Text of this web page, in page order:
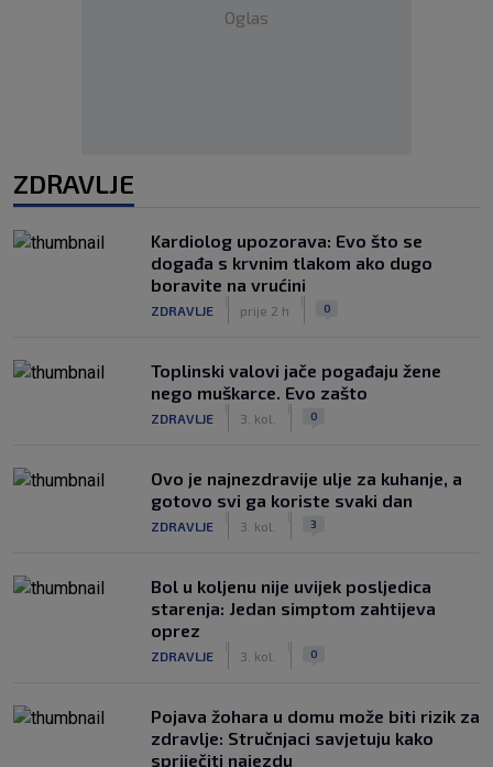
Oglas
ZDRAVLJE
Kardiolog upozorava: Evo što se
događa s krvnim tlakom ako dugo
boravite na vrućini
ZDRAVLJE prije 2 h 0
Toplinski valovi jače pogađaju žene
nego muškarce. Evo zašto
ZDRAVLJE 3. kol. 0
Ovo je najnezdravije ulje za kuhanje, a
gotovo svi ga koriste svaki dan
ZDRAVLJE 3. kol. 3
Bol u koljenu nije uvijek posljedica
starenja: Jedan simptom zahtijeva
oprez
ZDRAVLJE 3. kol. 0
Pojava žohara u domu može biti rizik za
zdravlje: Stručnjaci savjetuju kako
spriječiti najezdu